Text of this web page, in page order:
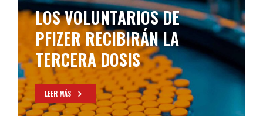
LOS VOLUNTARIOS DE
PFIZER RECIBIRÁN LA
TERCERA DOSIS
LEER MÁS